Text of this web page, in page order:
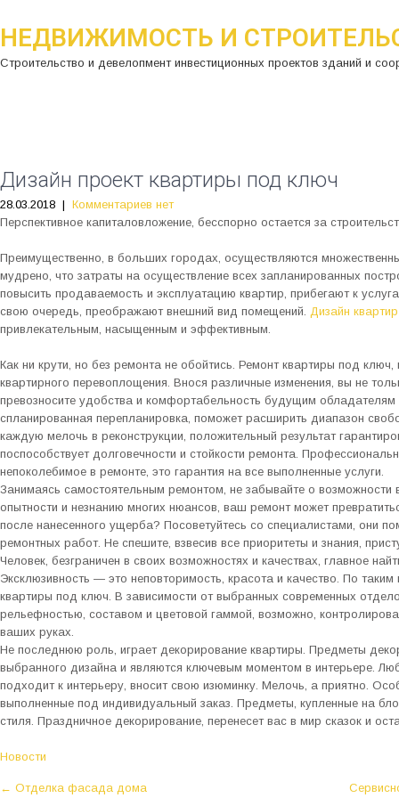
НЕДВИЖИМОСТЬ И
Строительство и девелопмент инвестиционных проектов зданий и
Дизайн проект квартиры под ключ
28.03.2018 | Комментариев нет
Перспективное капиталовложение, бесспорно остается за
Преимущественно, в больших городах, осуществляются
мудрено, что затраты на осуществление всех запланированных
повысить продаваемость и эксплуатацию квартир, прибегают к
свою очередь, преображают внешний вид помещений. Дизайн
привлекательным, насыщенным и эффективным.
Как ни крути, но без ремонта не обойтись. Ремонт квартиры под
квартирного перевоплощения. Внося различные изменения, вы не
превозносите удобства и комфортабельность будущим
спланированная перепланировка, поможет расширить диапазон
каждую мелочь в реконструкции, положительный результат
поспособствует долговечности и стойкости ремонта.
непоколебимое в ремонте, это гарантия на все выполненные услуги.
Занимаясь самостоятельным ремонтом, не забывайте о возможности
опытности и незнанию многих нюансов, ваш ремонт может
после нанесенного ущерба? Посоветуйтесь со специалистами, они
ремонтных работ. Не спешите, взвесив все приоритеты и знания,
Человек, безграничен в своих возможностях и качествах, главное
Эксклюзивность — это неповторимость, красота и качество. По
квартиры под ключ. В зависимости от выбранных современных
рельефностью, составом и цветовой гаммой, возможно,
ваших руках.
Не последнюю роль, играет декорирование квартиры. Предметы
выбранного дизайна и являются ключевым моментом в интерьере.
подходит к интерьеру, вносит свою изюминку. Мелочь, а приятно.
выполненные под индивидуальный заказ. Предметы, купленные на
стиля. Праздничное декорирование, перенесет вас в мир сказок и
Новости
P
← Отделка фасада дома